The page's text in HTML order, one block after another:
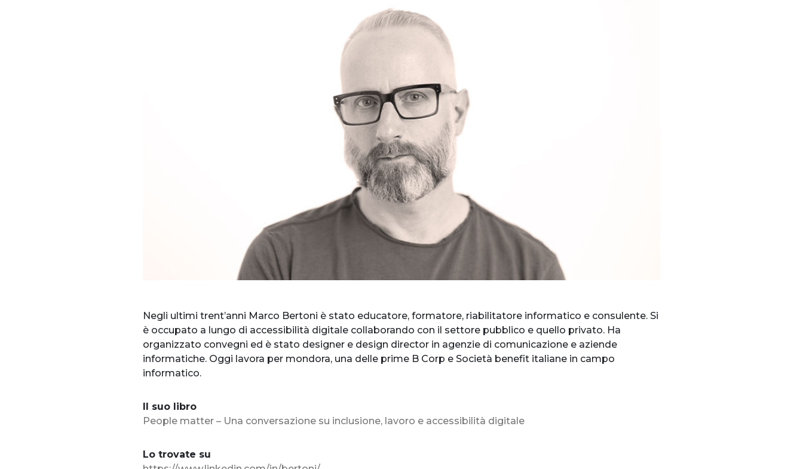
Negli ultimi trent’anni Marco Bertoni è stato educatore, formatore, riabilitatore informatico e consulente. Si
è occupato a lungo di accessibilità digitale collaborando con il settore pubblico e quello privato. Ha
organizzato convegni ed è stato designer e design director in agenzie di comunicazione e aziende
informatiche. Oggi lavora per mondora, una delle prime B Corp e Società benefit italiane in campo
informatico.
Il suo libro
People matter – Una conversazione su inclusione, lavoro e accessibilità digitale
Lo trovate su